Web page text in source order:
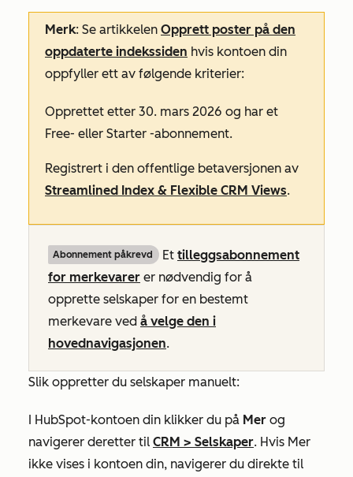
Merk: Se artikkelen Opprett poster på den
oppdaterte indekssiden hvis kontoen din
oppfyller ett av følgende kriterier:
Opprettet etter 30. mars 2026 og har et
Free- eller Starter -abonnement.
Registrert i den offentlige betaversjonen av
Streamlined Index & Flexible CRM Views.
Abonnement påkrevd Et tilleggsabonnement
for merkevarer er nødvendig for å
opprette selskaper for en bestemt
merkevare ved å velge den i
hovednavigasjonen.
Slik oppretter du selskaper manuelt:
I HubSpot-kontoen din klikker du på Mer og
navigerer deretter til CRM > Selskaper. Hvis Mer
ikke vises i kontoen din, navigerer du direkte til